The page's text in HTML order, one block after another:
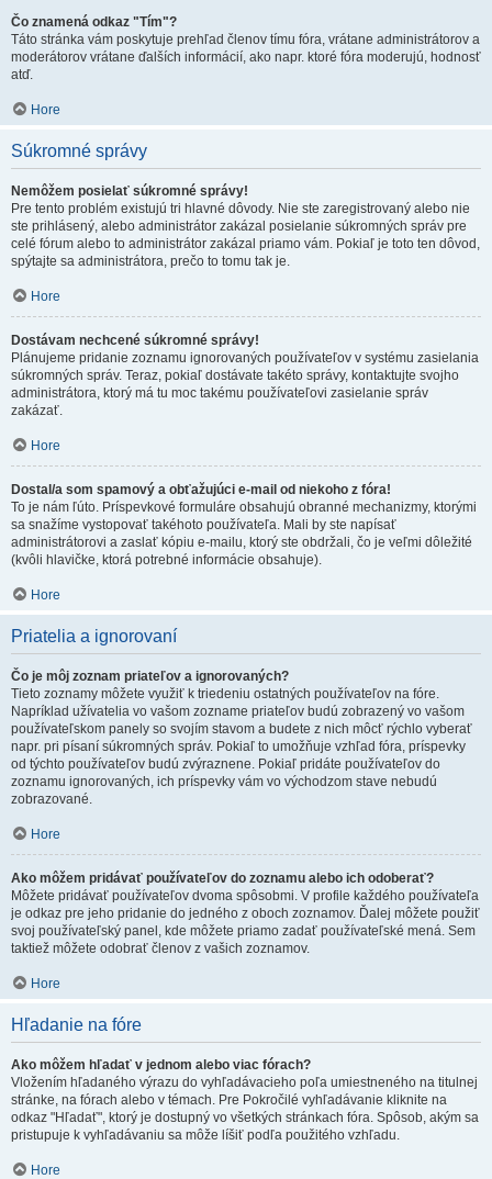
Čo znamená odkaz "Tím"?
Táto stránka vám poskytuje prehľad členov tímu fóra, vrátane administrátorov a
moderátorov vrátane ďalších informácií, ako napr. ktoré fóra moderujú, hodnosť
atď.
Hore
Súkromné správy
Nemôžem posielať súkromné správy!
Pre tento problém existujú tri hlavné dôvody. Nie ste zaregistrovaný alebo nie
ste prihlásený, alebo administrátor zakázal posielanie súkromných správ pre
celé fórum alebo to administrátor zakázal priamo vám. Pokiaľ je toto ten dôvod,
spýtajte sa administrátora, prečo to tomu tak je.
Hore
Dostávam nechcené súkromné správy!
Plánujeme pridanie zoznamu ignorovaných používateľov v systému zasielania
súkromných správ. Teraz, pokiaľ dostávate takéto správy, kontaktujte svojho
administrátora, ktorý má tu moc takému používateľovi zasielanie správ
zakázať.
Hore
Dostal/a som spamový a obťažujúci e-mail od niekoho z fóra!
To je nám ľúto. Príspevkové formuláre obsahujú obranné mechanizmy, ktorými
sa snažíme vystopovať takéhoto používateľa. Mali by ste napísať
administrátorovi a zaslať kópiu e-mailu, ktorý ste obdržali, čo je veľmi dôležité
(kvôli hlavičke, ktorá potrebné informácie obsahuje).
Hore
Priatelia a ignorovaní
Čo je môj zoznam priateľov a ignorovaných?
Tieto zoznamy môžete využiť k triedeniu ostatných používateľov na fóre.
Napríklad užívatelia vo vašom zozname priateľov budú zobrazený vo vašom
používateľskom panely so svojím stavom a budete z nich môcť rýchlo vyberať
napr. pri písaní súkromných správ. Pokiaľ to umožňuje vzhľad fóra, príspevky
od týchto používateľov budú zvýraznene. Pokiaľ pridáte používateľov do
zoznamu ignorovaných, ich príspevky vám vo východzom stave nebudú
zobrazované.
Hore
Ako môžem pridávať používateľov do zoznamu alebo ich odoberať?
Môžete pridávať používateľov dvoma spôsobmi. V profile každého používateľa
je odkaz pre jeho pridanie do jedného z oboch zoznamov. Ďalej môžete použiť
svoj používateľský panel, kde môžete priamo zadať používateľské mená. Sem
taktiež môžete odobrať členov z vašich zoznamov.
Hore
Hľadanie na fóre
Ako môžem hľadať v jednom alebo viac fórach?
Vložením hľadaného výrazu do vyhľadávacieho poľa umiestneného na titulnej
stránke, na fórach alebo v témach. Pre Pokročilé vyhľadávanie kliknite na
odkaz "Hľadať", ktorý je dostupný vo všetkých stránkach fóra. Spôsob, akým sa
pristupuje k vyhľadávaniu sa môže líšiť podľa použitého vzhľadu.
Hore